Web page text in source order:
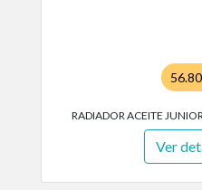
RADIADOR ACEITE
Ver